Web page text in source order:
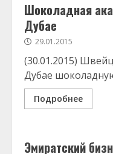
Шоколадная
Дубае
29.01.2015
(30.01.2015)
Дубае
Подробнее
Эмиратский